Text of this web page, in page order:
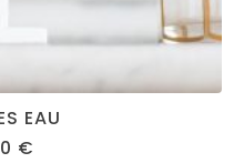
EAU
€